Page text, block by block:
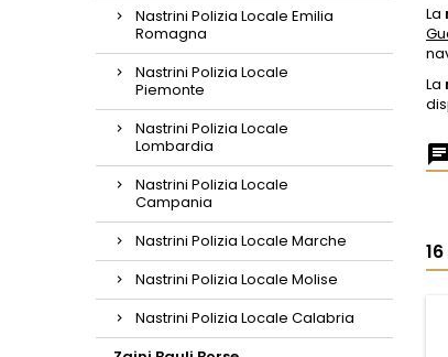
Nastrini Polizia Locale Emilia
Romagna
Nastrini Polizia Locale
Piemonte
Nastrini Polizia Locale
Lombardia
Nastrini Polizia Locale
Campania
Nastrini Polizia Locale Marche
Nastrini Polizia Locale Molise
Nastrini Polizia Locale Calabria
La
La